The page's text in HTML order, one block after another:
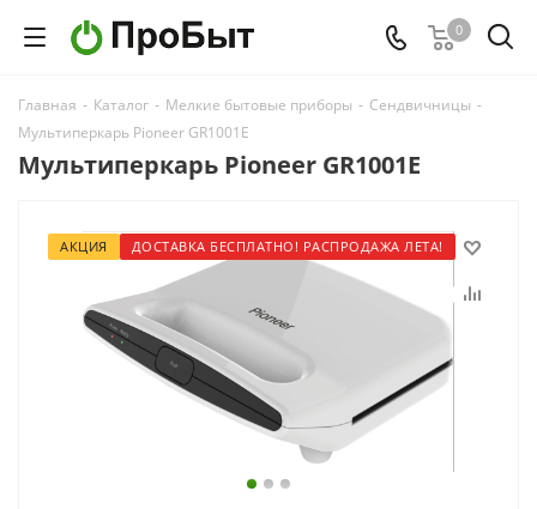
0
Главная - Каталог - Мелкие бытовые приборы - Сендвичницы -
Мультиперкарь Pioneer GR1001E
Мультиперкарь Pioneer GR1001E
АКЦИЯ ДОСТАВКА БЕСПЛАТНО! РАСПРОДАЖА ЛЕТА!